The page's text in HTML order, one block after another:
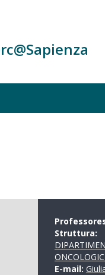
Struttura:
E-mail: